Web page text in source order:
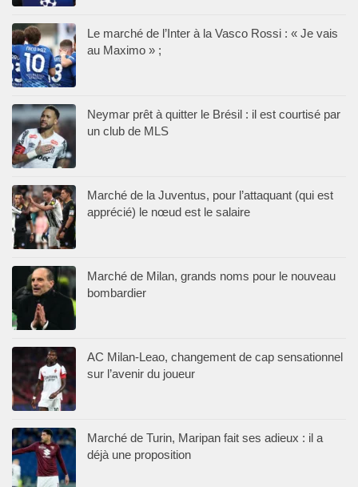
Le marché de l’Inter à la Vasco Rossi : « Je vais
au Maximo » ;
Neymar prêt à quitter le Brésil : il est courtisé par
un club de MLS
Marché de la Juventus, pour l’attaquant (qui est
apprécié) le nœud est le salaire
Marché de Milan, grands noms pour le nouveau
bombardier
AC Milan-Leao, changement de cap sensationnel
sur l’avenir du joueur
Marché de Turin, Maripan fait ses adieux : il a
déjà une proposition